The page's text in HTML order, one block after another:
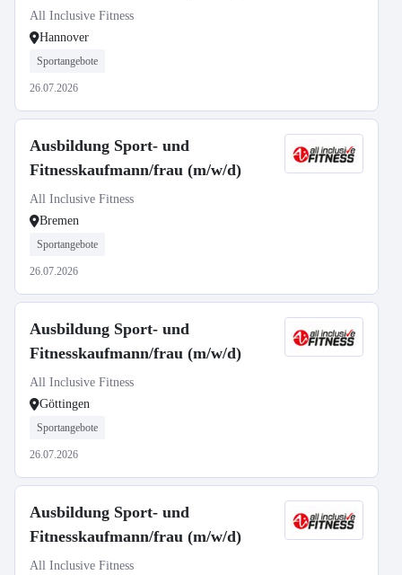
All Inclusive Fitness
Hannover
Sportangebote
26.07.2026
Ausbildung Sport- und
Fitnesskaufmann/frau (m/w/d)
All Inclusive Fitness
Bremen
Sportangebote
26.07.2026
Ausbildung Sport- und
Fitnesskaufmann/frau (m/w/d)
All Inclusive Fitness
Göttingen
Sportangebote
26.07.2026
Ausbildung Sport- und
Fitnesskaufmann/frau (m/w/d)
All Inclusive Fitness